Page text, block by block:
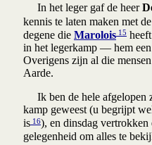
In het leger gaf de heer
kennis te laten maken met
degene die Marolois 15
in het legerkamp — hem
Overigens zijn al die
Aarde.
Ik ben de hele afgelopen
kamp geweest (u begrijpt
is 16), en dinsdag
gelegenheid om alles te